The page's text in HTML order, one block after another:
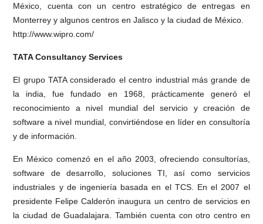
México, cuenta con un centro estratégico de entregas en
Monterrey y algunos centros en Jalisco y la ciudad de México.
http://www.wipro.com/
TATA Consultancy Services
El grupo TATA considerado el centro industrial más grande de
la india, fue fundado en 1968, prácticamente generó el
reconocimiento a nivel mundial del servicio y creación de
software a nivel mundial, convirtiéndose en líder en consultoría
y de información.
En México comenzó en el año 2003, ofreciendo consultorías,
software de desarrollo, soluciones TI, así como servicios
industriales y de ingeniería basada en el TCS. En el 2007 el
presidente Felipe Calderón inaugura un centro de servicios en
la ciudad de Guadalajara. También cuenta con otro centro en